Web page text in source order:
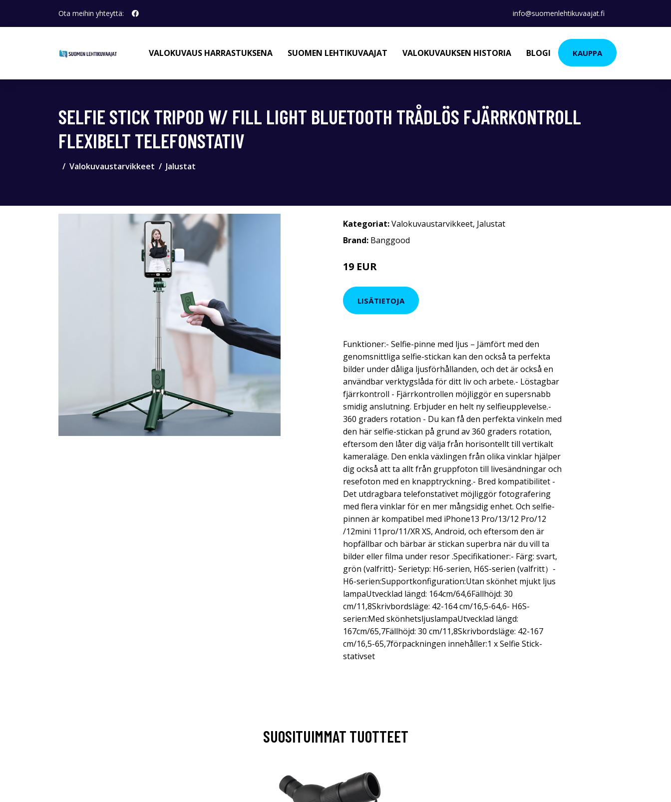
Ota meihin yhteyttä: info@suomenlehtikuvaajat.fi
VALOKUVAUS HARRASTUKSENA SUOMEN LEHTIKUVAAJAT VALOKUVAUKSEN HISTORIA BLOGI KAUPPA
SELFIE STICK TRIPOD W/ FILL LIGHT BLUETOOTH TRÅDLÖS FJÄRRKONTROLL
FLEXIBELT TELEFONSTATIV
Valokuvaustarvikkeet Jalustat
Kategoriat:Valokuvaustarvikkeet, Jalustat
Brand: Banggood
19 EUR
LISÄTIETOJA
Funktioner:- Selfie-pinne med ljus – Jämfört med den
genomsnittliga selfie-stickan kan den också ta perfekta
bilder under dåliga ljusförhållanden, och det är också en
användbar verktygslåda för ditt liv och arbete.- Löstagbar
fjärrkontroll - Fjärrkontrollen möjliggör en supersnabb
smidig anslutning. Erbjuder en helt ny selfieupplevelse.-
360 graders rotation - Du kan få den perfekta vinkeln med
den här selfie-stickan på grund av 360 graders rotation,
eftersom den låter dig välja från horisontellt till vertikalt
kameraläge. Den enkla växlingen från olika vinklar hjälper
dig också att ta allt från gruppfoton till livesändningar och
resefoton med en knapptryckning.- Bred kompatibilitet -
Det utdragbara telefonstativet möjliggör fotografering
med flera vinklar för en mer mångsidig enhet. Och selfie-
pinnen är kompatibel med iPhone13 Pro/13/12 Pro/12
/12mini 11pro/11/XR XS, Android, och eftersom den är
hopfällbar och bärbar är stickan superbra när du vill ta
bilder eller filma under resor .Specifikationer:- Färg: svart,
grön (valfritt)- Serietyp: H6-serien, H6S-serien (valfritt）-
H6-serien:Supportkonfiguration:Utan skönhet mjukt ljus
lampaUtvecklad längd: 164cm/64,6Fällhöjd: 30
cm/11,8Skrivbordsläge: 42-164 cm/16,5-64,6- H6S-
serien:Med skönhetsljuslampaUtvecklad längd:
167cm/65,7Fällhöjd: 30 cm/11,8Skrivbordsläge: 42-167
cm/16,5-65,7förpackningen innehåller:1 x Selfie Stick-
stativset
SUOSITUIMMAT TUOTTEET